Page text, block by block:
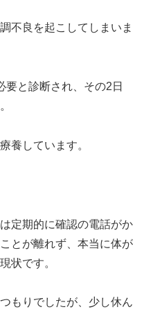
不良を起こしてしまいま
要と診断され、その2日
養しています。
定期的に確認の電話がか
とが離れず、本当に体が
状です。
もりでしたが、少し休ん